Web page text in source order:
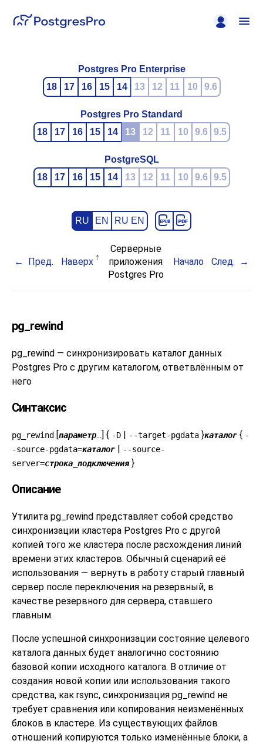
Postgres Pro Enterprise
18
17 16 15 14 13 12 11 10 9.6
Postgres Pro Standard
18
17 16 15 14 13 12 11 10 9.6 9.5
PostgreSQL
18
17 16 15 14 13 12 11 10 9.6 9.5
RU EN RU EN
Пред. Наверх
Серверные
приложения
Postgres Pro
Начало След.
pg_rewind
pg_rewind — синхронизировать каталог данных
Postgres Pro с другим каталогом, ответвлённым от
него
Синтаксис
pg_rewind [параметр...] { -D | --target-pgdata }каталог { -
-source-pgdata=каталог | --source-
server=строка_подключения}
Описание
Утилита pg_rewind представляет собой средство
синхронизации кластера Postgres Pro с другой
копией того же кластера после расхождения линий
времени этих кластеров. Обычный сценарий её
использования — вернуть в работу старый главный
сервер после переключения на резервный, в
качестве резервного для сервера, ставшего
главным.
После успешной синхронизации состояние целевого
каталога данных будет аналогично состоянию
базовой копии исходного каталога. В отличие от
создания новой копии или использования такого
средства, как rsync, синхронизация pg_rewind не
требует сравнения или копирования неизменённых
блоков в кластере. Из существующих файлов
отношений копируются только изменённые блоки, а